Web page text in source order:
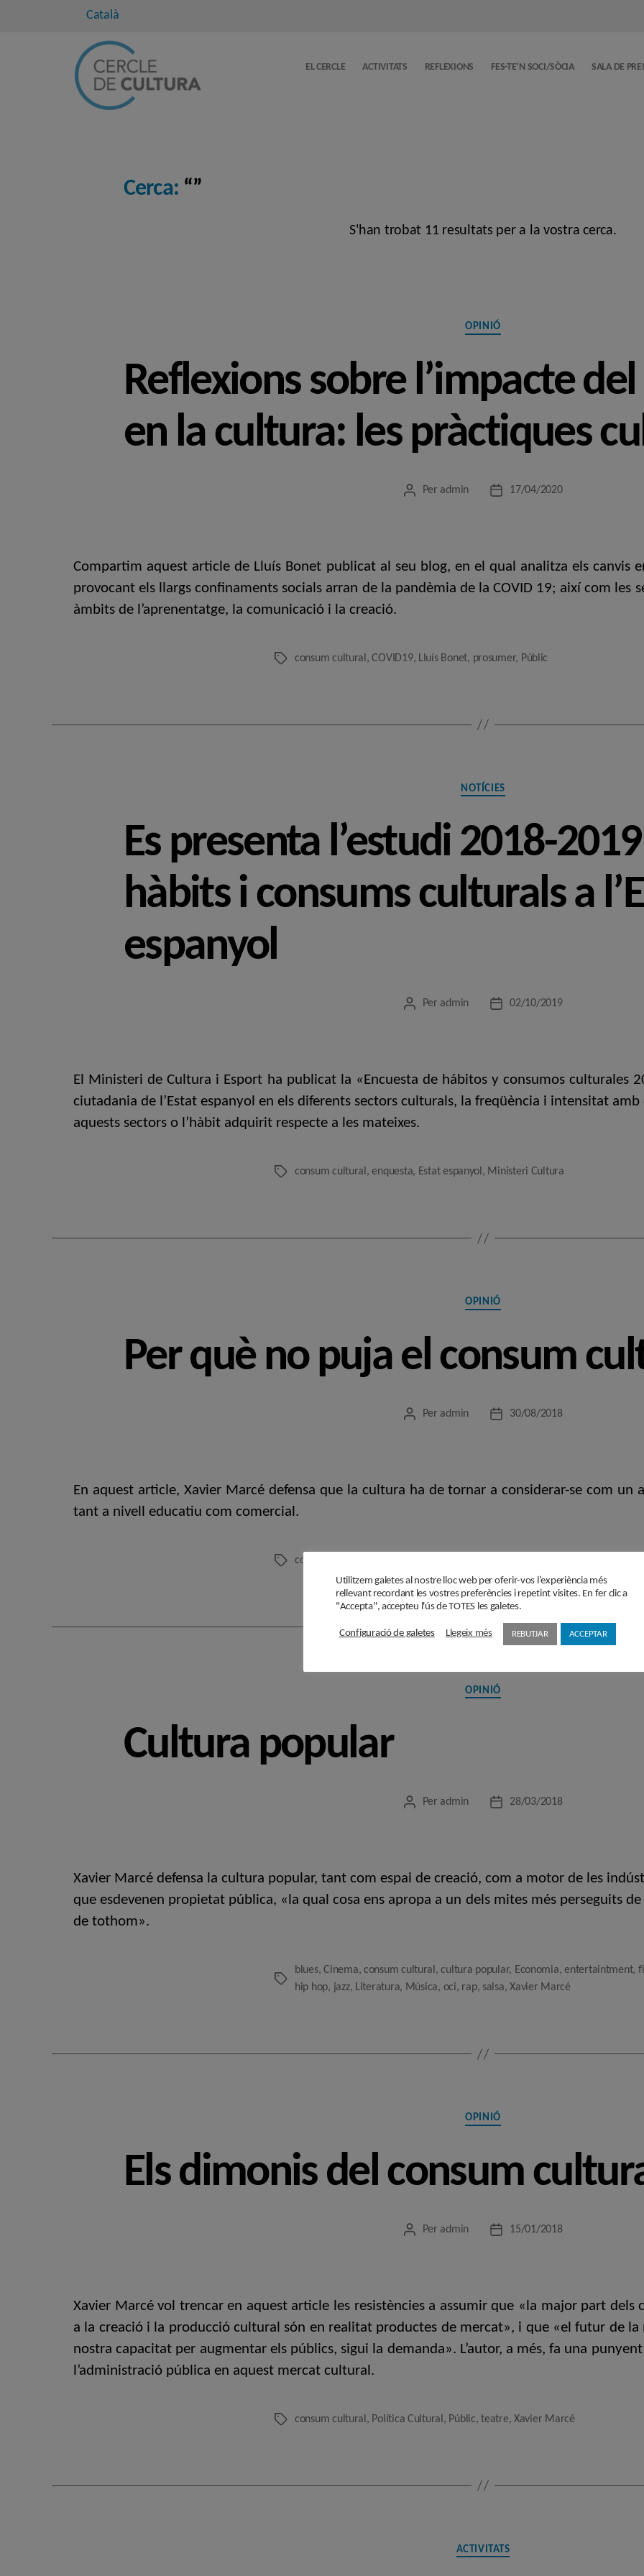
Català
EL CERCLE ACTIVITATS REFLEXIONS FES-TE’N SOCI/SÒCIA SALA DE
Cerca: “”
S'han trobat 11 resultats per a la vostra cerca.
Categories
OPINIÓ
Reflexions sobre l’impacte del
en la cultura: les pràctiques
Autor
Per admin
Data17/04/2020
Compartim aquest article de Lluís Bonet publicat al seu blog, en el qual analitza els canvis
provocant els llargs confinaments socials arran de la pandèmia de la COVID 19; així com les
àmbits de l’aprenentatge, la comunicació i la creació.
Etiquetesconsum cultural ,COVID19, Lluís Bonet, prosumer, Públic
Categories
NOTÍCIES
Es presenta l’estudi 2018-
hàbits i consums culturals a
espanyol
Autor
Per admin
Data02/10/2019
El Ministeri de Cultura i Esport ha publicat la «Encuesta de hábitos y consumos culturales
ciutadania de l’Estat espanyol en els diferents sectors culturals, la freqüència i intensitat
aquests sectors o l’hàbit adquirit respecte a les mateixes.
Etiquetesconsum cultural,enquesta, Estat espanyol, Ministeri Cultura
Categories
OPINIÓ
Per què no puja el consum
Autor
Per admin
Data30/08/2018
En aquest article, Xavier Marcé defensa que la cultura ha de tornar a considerar-se com
tant a nivell educatiu com comercial.
Etiquetesconsum cultural
Categories
OPINIÓ
Cultura popular
Autor
Per admin
Data28/03/2018
Xavier Marcé defensa la cultura popular, tant com espai de creació, com a motor de les
que esdevenen propietat pública, «la qual cosa ens apropa a un dels mites més perseguits
de tothom».
Etiquetes
blues,Cinema, consum cultural,cultura popular, Economia,entertaintment,
hip hop, jazz, Literatura, Música, oci, rap, salsa,Xavier Marcé
Categories
OPINIÓ
Els dimonis del consum
Autor
Per admin
Data15/01/2018
Xavier Marcé vol trencar en aquest article les resistències a assumir que «la major part
a la creació i la producció cultural són en realitat productes de mercat», i que «el futur de
nostra capacitat per augmentar els públics, sigui la demanda». L’autor, a més, fa una
l’administració pública en aquest mercat cultural.
Etiquetesconsum cultural , Política Cultural , Públic,teatre,Xavier Marcé
Categories
ACTIVITATS
Utilitzem galetes al nostre lloc web per oferir-vos l’experiència més
rellevant recordant les vostres preferències i repetint visites. En fer clic a
"Accepta", accepteu l'ús de TOTES les galetes.
Configuració de galetes Llegeix més REBUTJAR ACCEPTAR